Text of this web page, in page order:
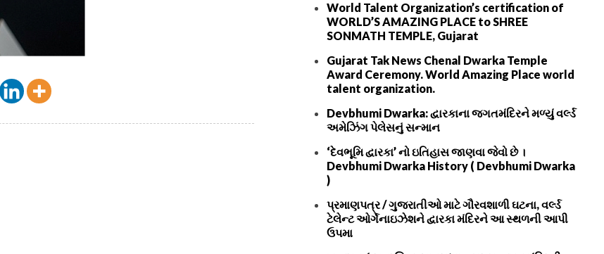
World Talent Organization’s certification of
WORLD’S AMAZING PLACE to SHREE
SONMATH TEMPLE, Gujarat
Gujarat Tak News Chenal Dwarka Temple
Award Ceremony. World Amazing Place world
talent organization.
Devbhumi Dwarka: દ્વારકાના જગતમંદિરને મળ્યું વર્લ્ડ
અમેઝિંગ પેલેસનું સન્માન
‘દેવભૂમિ દ્વારકા’ નો ઇતિહાસ જાણવા જેવો છે ।
Devbhumi Dwarka History ( Devbhumi Dwarka
)
પ્રમાણપત્ર / ગુજરાતીઓ માટે ગૌરવશાળી ઘટના, વર્લ્ડ
ટેલેન્ટ ઓર્ગેનાઇઝેશને દ્વારકા મંદિરને આ સ્થળની આપી
ઉપમા